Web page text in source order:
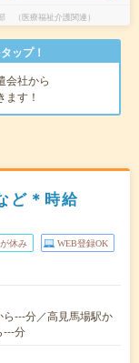
（医療福祉介護関連）
ップ！
会社から
ます！
ど＊時給
休み WEB登録OK
---分／高見馬場駅か
---分